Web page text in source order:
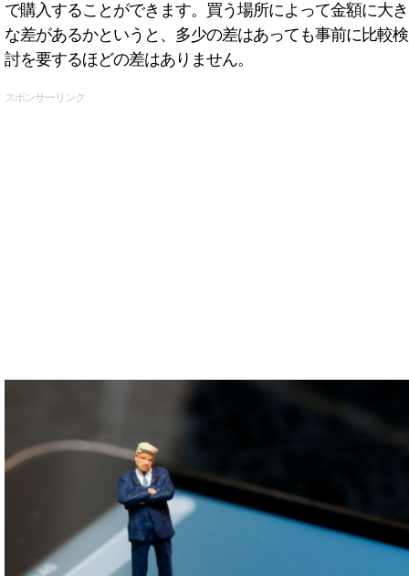
で購入することができます。買う場所によって金額に大き
な差があるかというと、多少の差はあっても事前に比較検
討を要するほどの差はありません。
スポンサーリンク